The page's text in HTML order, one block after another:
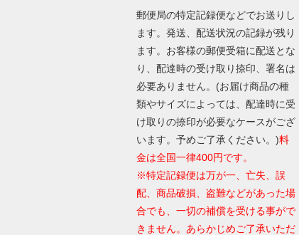
郵便局の特定記録便などでお送りし
ます。発送、配送状況の記録が残り
ます。お客様の郵便受箱に配送とな
り、配達時の受け取り捺印、署名は
必要ありません。(お届け商品の種
類やサイズによっては、配達時に受
け取りの捺印が必要なケースがござ
います。予めご了承ください。)料
金は全国一律400円です。
※特定記録便は万が一、亡失、誤
配、商品破損、盗難などがあった場
合でも、一切の補償を受ける事がで
きません。あらかじめご了承いただ